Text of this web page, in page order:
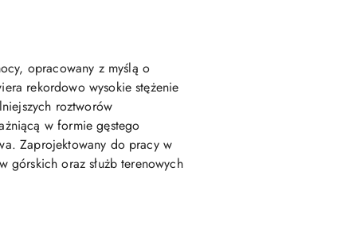
opracowany z myślą o
rekordowo wysokie stężenie
roztworów
w formie gęstego
Zaprojektowany do pracy w
górskich oraz służb terenowych